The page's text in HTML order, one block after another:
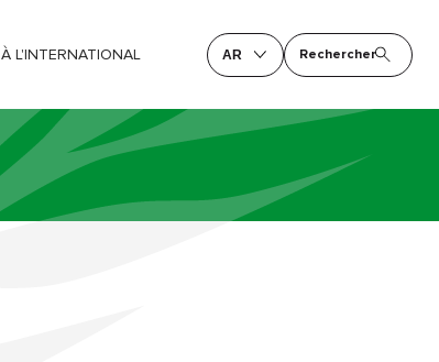
À L'INTERNATIONAL AR Rechercher